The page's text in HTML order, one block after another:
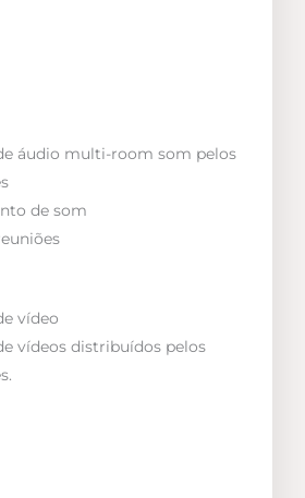
áudio multi-room som pelos
de som
vídeo
vídeos distribuídos pelos